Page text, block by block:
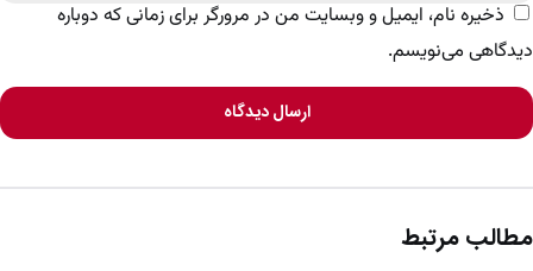
ذخیره نام، ایمیل و وبسایت من در مرورگر برای زمانی که دوباره
دیدگاهی می‌نویسم.
ارسال دیدگاه
مطالب مرتبط